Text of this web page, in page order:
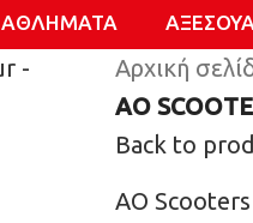
ΑΘΛΗΜΑΤΑ
Αρχική
AO
Back to
AO Scooters